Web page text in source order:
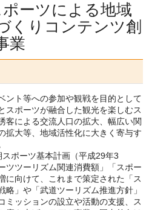
ーツによる地域
くりコンテンツ創
業
ト等への参加や観戦を目的として
スポーツが融合した観光を楽しむス
客による交流人口の拡大、幅広い関
拡大等、地域活性化に大きく寄与す
ポーツ基本計画（平成29年3
ツツーリズム関連消費額」「スポー
に向けて、これまで策定された「ス
略」や「武道ツーリズム推進方針」
ミッションの設立や活動の支援、ス